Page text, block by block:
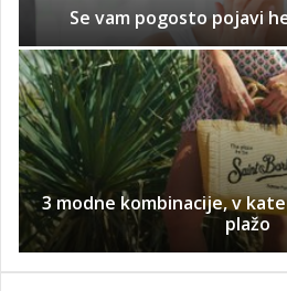
Se vam pogosto pojavi
3 modne kombinacije, v
plažo